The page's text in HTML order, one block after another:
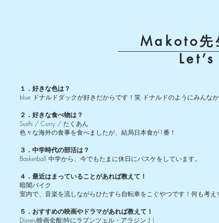
Makoto先
１．好きな色は？
blue ドナルドダックが好きだからです！笑 ドナルドのようにみんな
２．好きな食べ物は？
Sushi / Curry / たくあん
色々な海外の食事を食べましたが、結局日本食が1番！
３．中学時代の部活は？
Basketball 中学から、今でもたまに休日にバスケをしています。
４．最近はまっていることがあれば教えて！
暗闇バイク
室内で、音楽を流しながらひたすら自転車をこぐやつです！何も考
５．おすすめの映画やドラマがあれば教えて！
Disney映画全般(特にラプンツェル・アラジン！)